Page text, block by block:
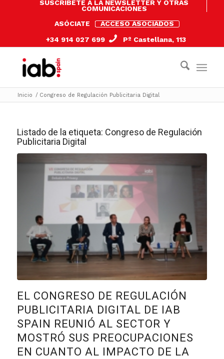
SUSCRÍBETE A LA NEWSLETTER Y OTRAS
COMUNICACIONES
ASÓCIATE
ACCESO ASOCIADOS
+34 914 027 699
Pº Castellana, 113
Inicio / Congreso de Regulación Publicitaria Digital
Listado de la etiqueta: Congreso de Regulación
Publicitaria Digital
EL CONGRESO DE REGULACIÓN
PUBLICITARIA DIGITAL DE IAB
SPAIN REUNIÓ AL SECTOR Y
MOSTRÓ SUS PREOCUPACIONES
EN CUANTO AL IMPACTO DE LA